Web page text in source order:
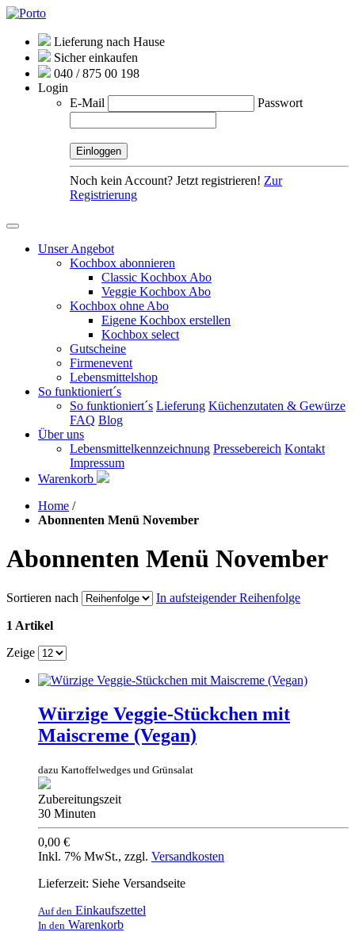
Lieferung nach Hause
Sicher einkaufen
040 / 875 00 198
Login
E-Mail
Passwort
Noch kein Account? Jetzt registrieren! Zur
Registrierung
Unser Angebot
Kochbox abonnieren
Classic Kochbox Abo
Veggie Kochbox Abo
Kochbox ohne Abo
Eigene Kochbox erstellen
Kochbox select
Gutscheine
Firmenevent
Lebensmittelshop
So funktioniert´s
So funktioniert´s Lieferung Küchenzutaten & Gewürze
FAQ Blog
Über uns
Lebensmittelkennzeichnung Pressebereich Kontakt
Impressum
Warenkorb
Home /
Abonnenten Menü November
Abonnenten Menü November
Sortieren nach In aufsteigender Reihenfolge
1 Artikel
Zeige
Würzige Veggie-Stückchen mit
Maiscreme (Vegan)
dazu Kartoffelwedges und Grünsalat
Zubereitungszeit
30 Minuten
0,00 €
Inkl. 7% MwSt., zzgl. Versandkosten
Lieferzeit: Siehe Versandseite
Auf den Einkaufszettel
In den Warenkorb